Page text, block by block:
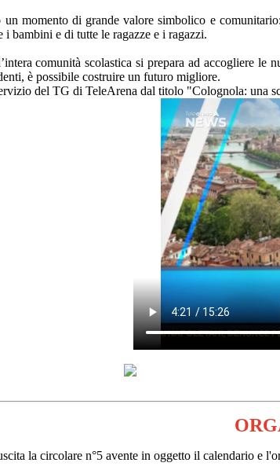
un momento di grande valore simbolico e
i bambini e di tutte le ragazze e i ragazzi.
comunità scolastica si prepara ad accogliere
è possibile costruire un futuro migliore.
del TG di TeleArena dal titolo "Colognola: una
la circolare n°5 avente in oggetto il calendario e